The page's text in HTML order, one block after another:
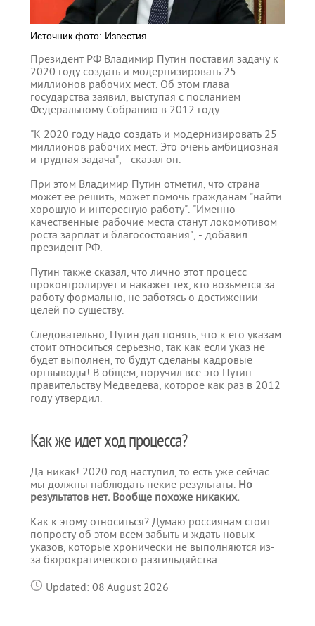
Источник фото: Известия
Президент РФ Владимир Путин поставил задачу к
2020 году создать и модернизировать 25
миллионов рабочих мест. Об этом глава
государства заявил, выступая с посланием
Федеральному Собранию в 2012 году.
"К 2020 году надо создать и модернизировать 25
миллионов рабочих мест. Это очень амбициозная
и трудная задача", - сказал он.
При этом Владимир Путин отметил, что страна
может ее решить, может помочь гражданам "найти
хорошую и интересную работу". "Именно
качественные рабочие места станут локомотивом
роста зарплат и благосостояния", - добавил
президент РФ.
Путин также сказал, что лично этот процесс
проконтролирует и накажет тех, кто возьмется за
работу формально, не заботясь о достижении
целей по существу.
Следовательно, Путин дал понять, что к его указам
стоит относиться серьезно, так как если указ не
будет выполнен, то будут сделаны кадровые
оргвыводы! В общем, поручил все это Путин
правительству Медведева, которое как раз в 2012
году утвердил.
Как же идет ход процесса?
Да никак! 2020 год наступил, то есть уже сейчас
мы должны наблюдать некие результаты. Но
результатов нет. Вообще похоже никаких.
Как к этому относиться? Думаю россиянам стоит
попросту об этом всем забыть и ждать новых
указов, которые хронически не выполняются из-
за бюрократического разгильдяйства.
Updated: 08 August 2026